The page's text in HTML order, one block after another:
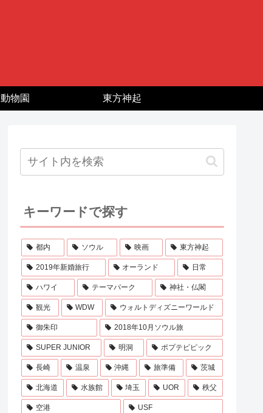
動物園 東方神起
キーワードで探す
都内 ソウル 映画 東方神起
2019年新婚旅行 オーランド 日常
ハワイ テーマパーク 神社・仏閣
観光 WDW ウォルトディズニーワールド
御朱印 2018年10月ソウル旅
SUPER JUNIOR 明洞 ポプテピピック
長崎 温泉 沖縄 旅準備 茨城
北海道 水族館 埼玉 UOR 秩父
空港 USF